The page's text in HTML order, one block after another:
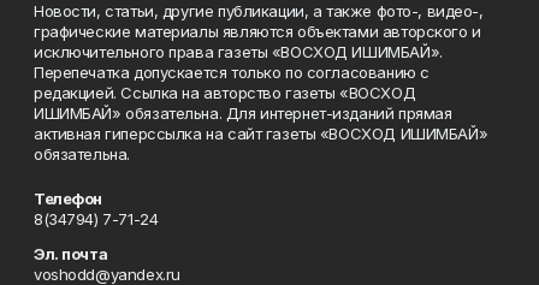
Новости, статьи, другие публикации, а также фото-, видео-,
графические материалы являются объектами авторского и
исключительного права газеты «ВОСХОД ИШИМБАЙ».
Перепечатка допускается только по согласованию с
редакцией. Ссылка на авторство газеты «ВОСХОД
ИШИМБАЙ» обязательна. Для интернет-изданий прямая
активная гиперссылка на сайт газеты «ВОСХОД ИШИМБАЙ»
обязательна.
Телефон
8(34794) 7-71-24
Эл. почта
voshodd@yandex.ru